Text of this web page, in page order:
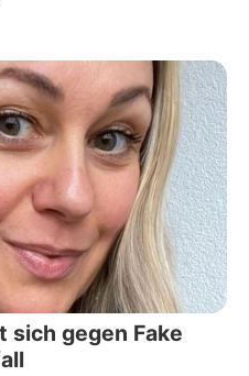
sich gegen Fake